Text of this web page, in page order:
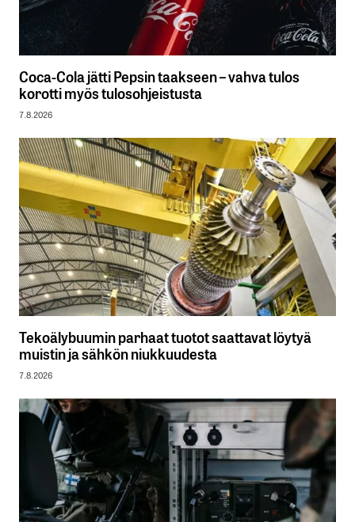
Coca-Cola jätti Pepsin taakseen – vahva tulos
korotti myös tulosohjeistusta
7.8.2026
Tekoälybuumin parhaat tuotot saattavat löytyä
muistin ja sähkön niukkuudesta
7.8.2026